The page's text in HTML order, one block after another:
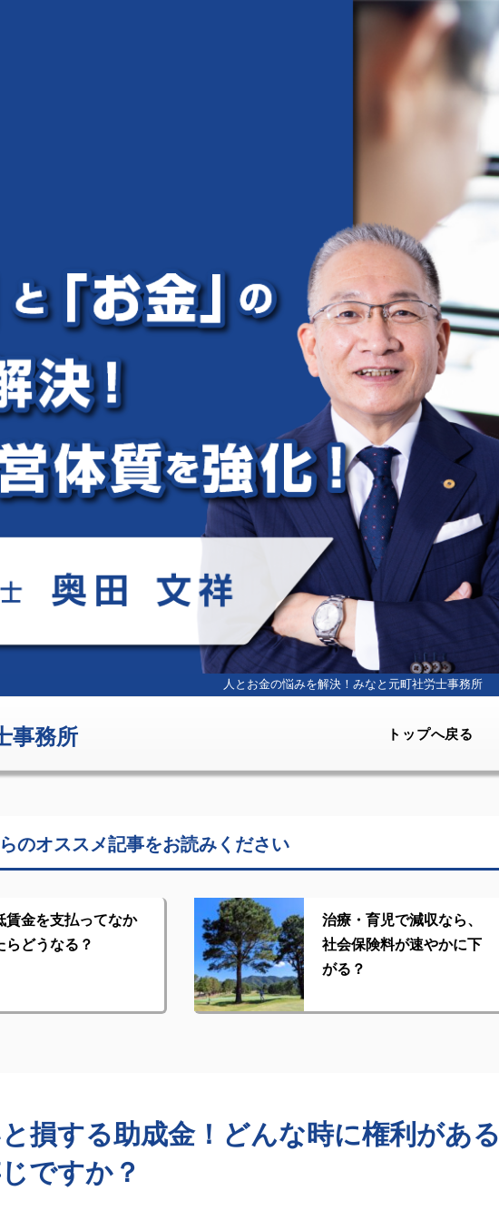
人とお金の悩みを解決！ みなと元町社労士事務所
事務所 トップへ戻る
のオススメ記事をお読みください
賃金を支払ってなか
らどうなる？
治療・育児で減収なら、
社会保険料が速やかに下
がる？
損する助成金！どんな時に権利がある
ですか？